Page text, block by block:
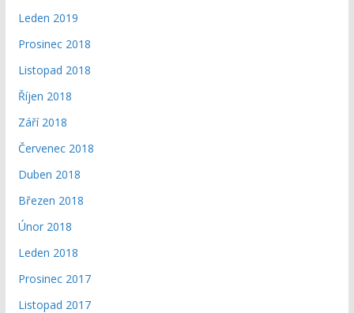
Leden 2019
Prosinec 2018
Listopad 2018
Říjen 2018
Září 2018
Červenec 2018
Duben 2018
Březen 2018
Únor 2018
Leden 2018
Prosinec 2017
Listopad 2017